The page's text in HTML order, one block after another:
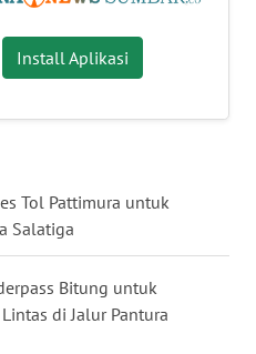
Install Aplikasi
Tol Pattimura untuk
Salatiga
Bitung untuk
di Jalur Pantura